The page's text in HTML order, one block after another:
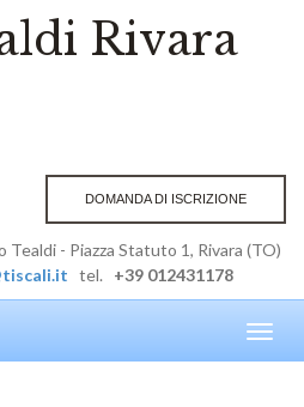
Rivara
DOMANDA DI ISCRIZIONE
- Piazza Statuto 1, Rivara (TO)
tel. +39 012431178